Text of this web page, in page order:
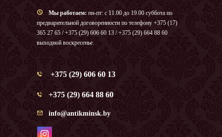
Мы работаем: пн-пт: с 11.00 до 19.00 суббота по
предварительной договоренности по телефону +375 (17)
365 27 65 / +375 (29) 606 60 13 / +375 (29) 664 88 60
выходной воскресенье.
+375 (29) 606 60 13
+375 (29) 664 88 60
info@antikminsk.by